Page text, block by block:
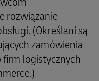
rozwiązanie
(Określani są
zamówienia
logistycznych